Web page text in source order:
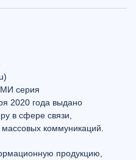
серия
2020 года выдано
в сфере связи,
коммуникаций.
продукцию,